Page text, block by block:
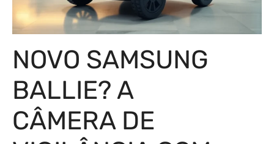
NOVO SAMSUNG
BALLIE? A
CÂMERA DE